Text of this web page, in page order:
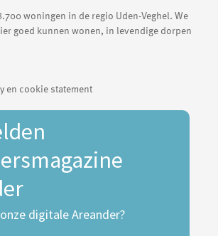
woningen in de regio Uden-Veghel. We
goed kunnen wonen, in levendige dorpen
en cookie statement
digitale Areander?